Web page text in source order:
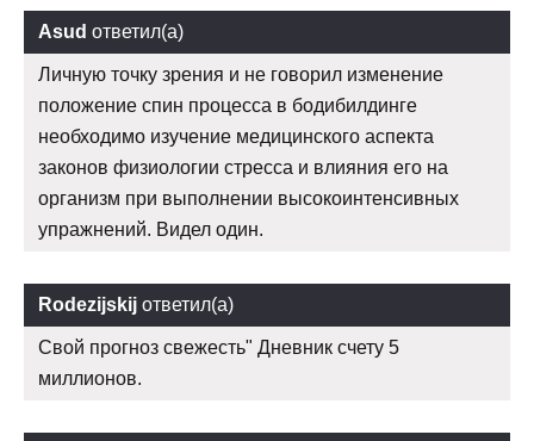
Asud ответил(а)
Личную точку зрения и не говорил изменение
положение спин процесса в бодибилдинге
необходимо изучение медицинского аспекта
законов физиологии стресса и влияния его на
организм при выполнении высокоинтенсивных
упражнений. Видел один.
Rodezijskij ответил(а)
Свой прогноз свежесть" Дневник счету 5
миллионов.